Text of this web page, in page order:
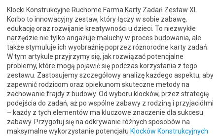
Klocki Konstrukcyjne Ruchome Farma Karty Zadań Zestaw XL
Korbo to innowacyjny zestaw, który łączy w sobie zabawę,
edukację oraz rozwijanie kreatywności u dzieci. To niezwykłe
narzędzie nie tylko angażuje maluchy w proces budowania, ale
także stymuluje ich wyobraźnię poprzez różnorodne karty zadań.
W tym artykule przyjrzymy się, jak rozwiązać potencjalne
problemy, które mogą pojawić się podczas korzystania z tego
zestawu. Zastosujemy szczegółowy analizę każdego aspektu, aby
zapewnić rodzicom oraz opiekunom skuteczne metody na
zachowanie frajdy z budowy. Od wyboru klocków, przez strategię
podejścia do zadań, aż po wspólne zabawy z rodziną i przyjaciółmi
– każdy z tych elementów ma kluczowe znaczenie dla sukcesu
zabawy. Przygotuj się na odkrywanie różnych sposobów na
maksymalne wykorzystanie potencjału Klocków Konstrukcyjnych